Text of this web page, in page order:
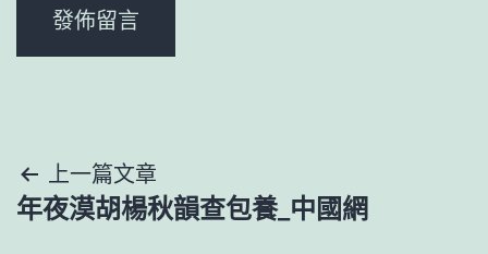
文
章
上一篇文章
年夜漠胡楊秋韻查包養_中國網